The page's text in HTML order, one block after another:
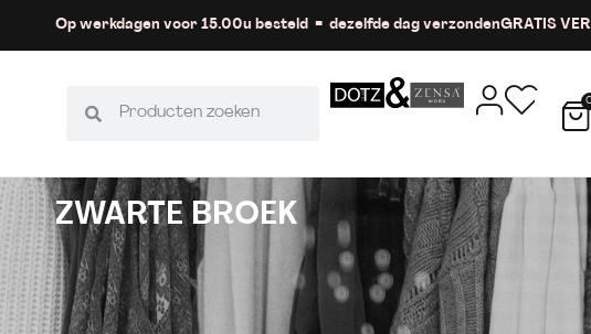
Op werkdagen voor 15.00u besteld = dezelfde dag verzondenGRATIS
ZWARTE BROEK